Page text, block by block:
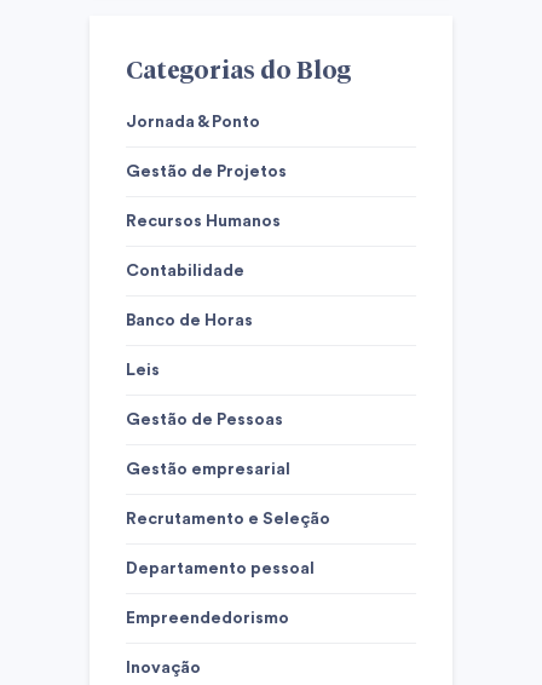
Categorias do Blog
Jornada & Ponto
Gestão de Projetos
Recursos Humanos
Contabilidade
Banco de Horas
Leis
Gestão de Pessoas
Gestão empresarial
Recrutamento e Seleção
Departamento pessoal
Empreendedorismo
Inovação